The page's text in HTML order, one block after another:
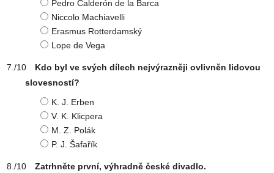
Pedro Calderón de la Barca
Niccolo Machiavelli
Erasmus Rotterdamský
Lope de Vega
Kdo byl ve svých dílech nejvýrazněji ovlivněn lidovou
slovesností?
K. J. Erben
V. K. Klicpera
M. Z. Polák
P. J. Šafařík
Zatrhněte první, výhradně české divadlo.